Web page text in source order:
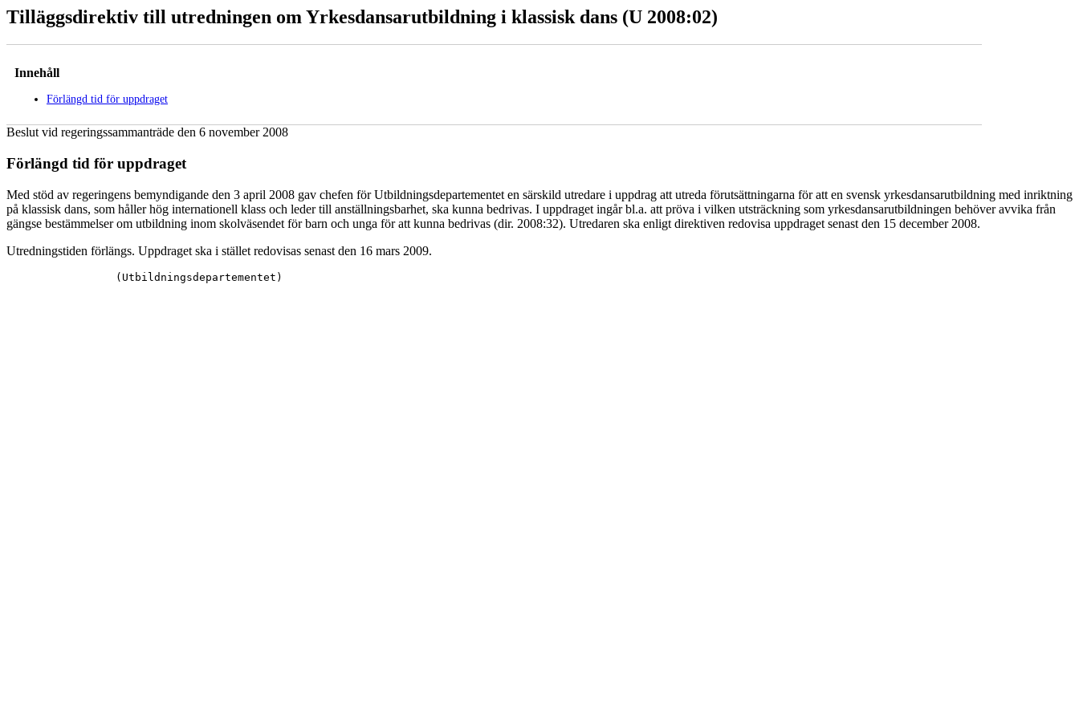
Tilläggsdirektiv till utredningen om Yrkesdansarutbildning i klassisk dans (U 2008:02)
Innehåll
Förlängd tid för uppdraget
Beslut vid regeringssammanträde den 6 november 2008
Förlängd tid för uppdraget
Med stöd av regeringens bemyndigande den 3 april 2008 gav chefen för Utbildningsdepartementet en särskild utredare i uppdrag att utreda förutsättningarna för att en svensk yrkesdansarutbildning med inriktning
på klassisk dans, som håller hög internationell klass och leder till anställningsbarhet, ska kunna bedrivas. I uppdraget ingår bl.a. att pröva i vilken utsträckning som yrkesdansarutbildningen behöver avvika från
gängse bestämmelser om utbildning inom skolväsendet för barn och unga för att kunna bedrivas (dir. 2008:32). Utredaren ska enligt direktiven redovisa uppdraget senast den 15 december 2008.
Utredningstiden förlängs. Uppdraget ska i stället redovisas senast den 16 mars 2009.